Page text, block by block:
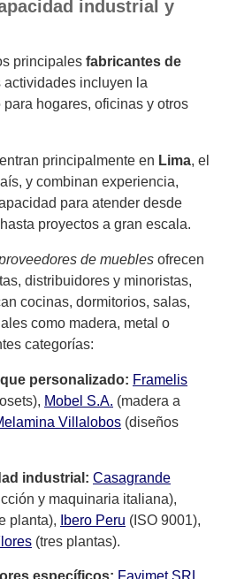
industrial y
principales fabricantes de
actividades incluyen la
hogares, oficinas y otros
principalmente en Lima, el
y combinan experiencia,
para atender desde
proyectos a gran escala.
de muebles ofrecen
distribuidores y minoristas,
cocinas, dormitorios, salas,
como madera, metal o
categorías:
personalizado: Framelis
Mobel S.A. (madera a
Villalobos (diseños
industrial: Casagrande
y maquinaria italiana),
planta), Ibero Peru (ISO 9001),
(tres plantas).
específicos: Favimet SRL